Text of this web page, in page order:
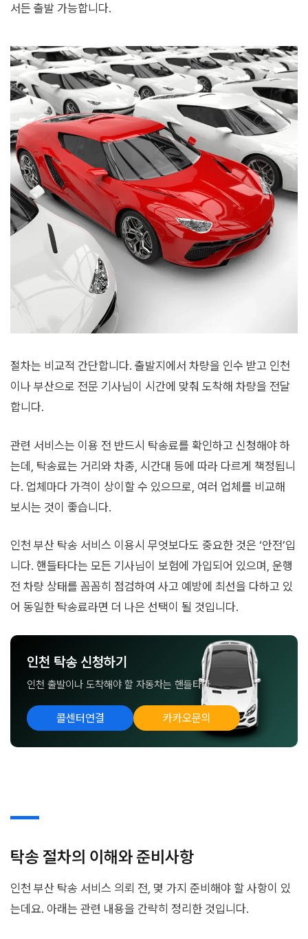
서든 출발 가능합니다.
절차는 비교적 간단합니다. 출발지에서 차량을 인수 받고 인천
이나 부산으로 전문 기사님이 시간에 맞춰 도착해 차량을 전달
합니다.
관련 서비스는 이용 전 반드시 탁송료를 확인하고 신청해야 하
는데, 탁송료는 거리와 차종, 시간대 등에 따라 다르게 책정됩니
다. 업체마다 가격이 상이할 수 있으므로, 여러 업체를 비교해
보시는 것이 좋습니다.
인천 부산 탁송 서비스 이용시 무엇보다도 중요한 것은 ‘안전’입
니다. 핸들타다는 모든 기사님이 보험에 가입되어 있으며, 운행
전 차량 상태를 꼼꼼히 점검하여 사고 예방에 최선을 다하고 있
어 동일한 탁송료라면 더 나은 선택이 될 것입니다.
인천 탁송 신청하기
인천 출발이나 도착해야 할 자동차는 핸들타다
콜센터연결 카카오문의
탁송 절차의 이해와 준비사항
인천 부산 탁송 서비스 의뢰 전, 몇 가지 준비해야 할 사항이 있
는데요. 아래는 관련 내용을 간략히 정리한 것입니다.